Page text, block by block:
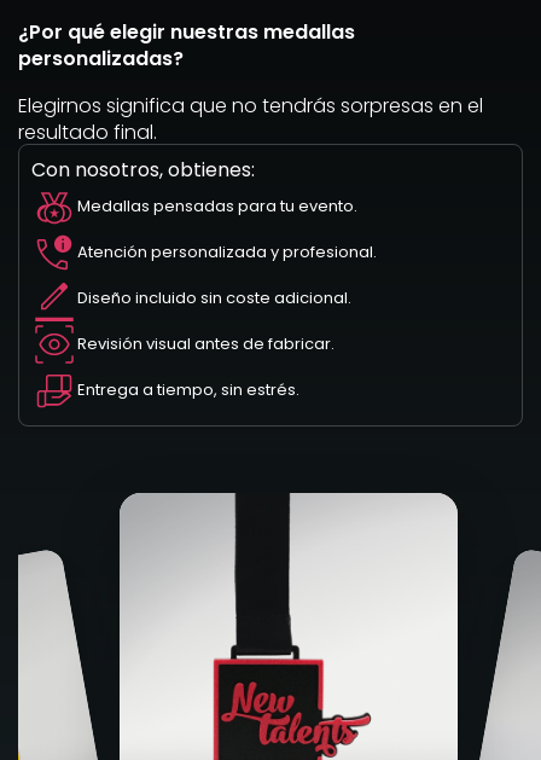
¿Por qué elegir nuestras medallas
personalizadas?
Elegirnos significa que no tendrás sorpresas en el
resultado final.
Con nosotros, obtienes:
Medallas pensadas para tu evento.
Atención personalizada y profesional.
Diseño incluido sin coste adicional.
Revisión visual antes de fabricar.
Entrega a tiempo, sin estrés.